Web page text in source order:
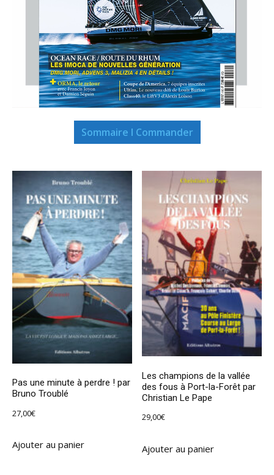
Sommaire I Commander
Pas une minute à perdre ! par
Bruno Troublé
27,00€
Ajouter au panier
Les champions de la vallée
des fous à Port-la-Forêt par
Christian Le Pape
29,00€
Ajouter au panier